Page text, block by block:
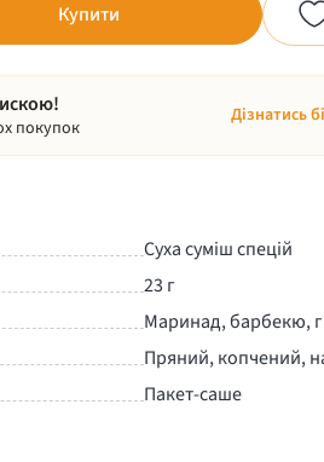
Купити
покупок
Дізнатись
Суха суміш спецій
23 г
Маринад, барбекю,
Пряний, копчений,
Пакет-саше